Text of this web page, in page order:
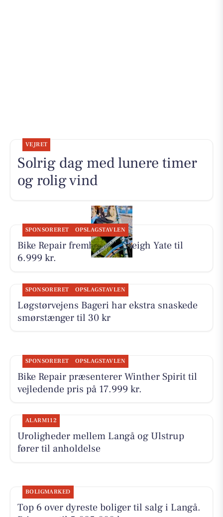
VEJRET
Solrig dag med lunere timer
og rolig vind
SPONSORERET OPSLAGSTAVLEN
Bike Repair fremhæver Raleigh Yate til
6.999 kr.
SPONSORERET OPSLAGSTAVLEN
Løgstørvejens Bageri har ekstra snaskede
smørstænger til 30 kr
SPONSORERET OPSLAGSTAVLEN
Bike Repair præsenterer Winther Spirit til
vejledende pris på 17.999 kr.
ALARM112
Uroligheder mellem Langå og Ulstrup
fører til anholdelse
BOLIGMARKED
Top 6 over dyreste boliger til salg i Langå.